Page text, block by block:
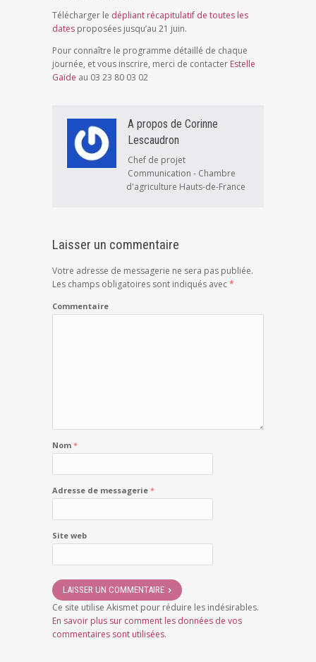
Télécharger le dépliant récapitulatif de toutes les
dates proposées jusqu’au 21 juin.
Pour connaître le programme détaillé de chaque
journée, et vous inscrire, merci de contacter Estelle
Gaïde au 03 23 80 03 02
A propos de Corinne
Lescaudron
Chef de projet
Communication - Chambre
d'agriculture Hauts-de-France
Laisser un commentaire
Votre adresse de messagerie ne sera pas publiée.
Les champs obligatoires sont indiqués avec*
Commentaire
Nom *
Adresse de messagerie *
Site web
Ce site utilise Akismet pour réduire les indésirables.
En savoir plus sur comment les données de vos
commentaires sont utilisées.